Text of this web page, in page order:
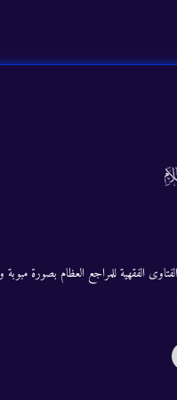
الفقهية للمراجع العظام بصورة مبوبة